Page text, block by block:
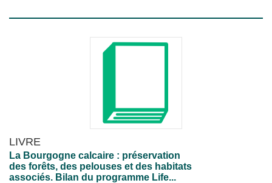
LIVRE
La Bourgogne calcaire : préservation
des forêts, des pelouses et des habitats
associés. Bilan du programme Life...